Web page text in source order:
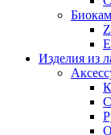
Изделия из